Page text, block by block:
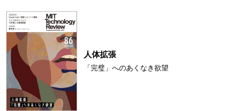
人体拡張
「完璧」へのあくなき欲望